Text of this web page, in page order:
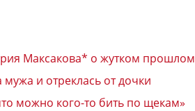
Максакова* о жутком прошлом
и отреклась от дочки
можно кого-то бить по щекам»